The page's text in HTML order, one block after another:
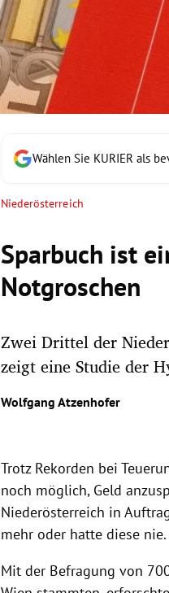
Wählen Sie KURIER als
Niederösterreich
Sparbuch ist
Notgroschen
Zwei Drittel der
zeigt eine Studie der
Wolfgang Atzenhofer
Trotz Rekorden bei
noch möglich, Geld
Niederösterreich in
mehr oder hatte diese nie.
Mit der Befragung von